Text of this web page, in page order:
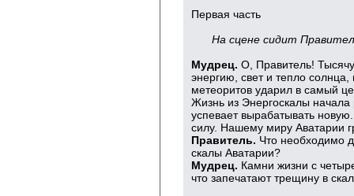
Первая часть
На сцене сидит
Мудрец. О, Правитель!
энергию, свет и тепло
метеоритов ударил в самый
Жизнь из Энергоскалы начала
успевает вырабатывать
силу. Нашему миру Аватарии
Правитель. Что необходимо
скалы Аватарии?
Мудрец. Камни жизни с
что запечатают трещину в